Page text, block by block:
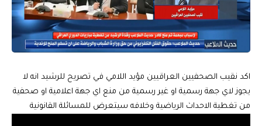
اكد نقيب الصحفيين العراقيين مؤيد اللامي في تصريح للرشيد انه لا
يجوز لاي جهة رسمية او غير رسمية من منع اي جهة اعلامية او صحفية
من تغطية الاحداث الرياضية وخلافه سيتعرض للمسائلة القانونية